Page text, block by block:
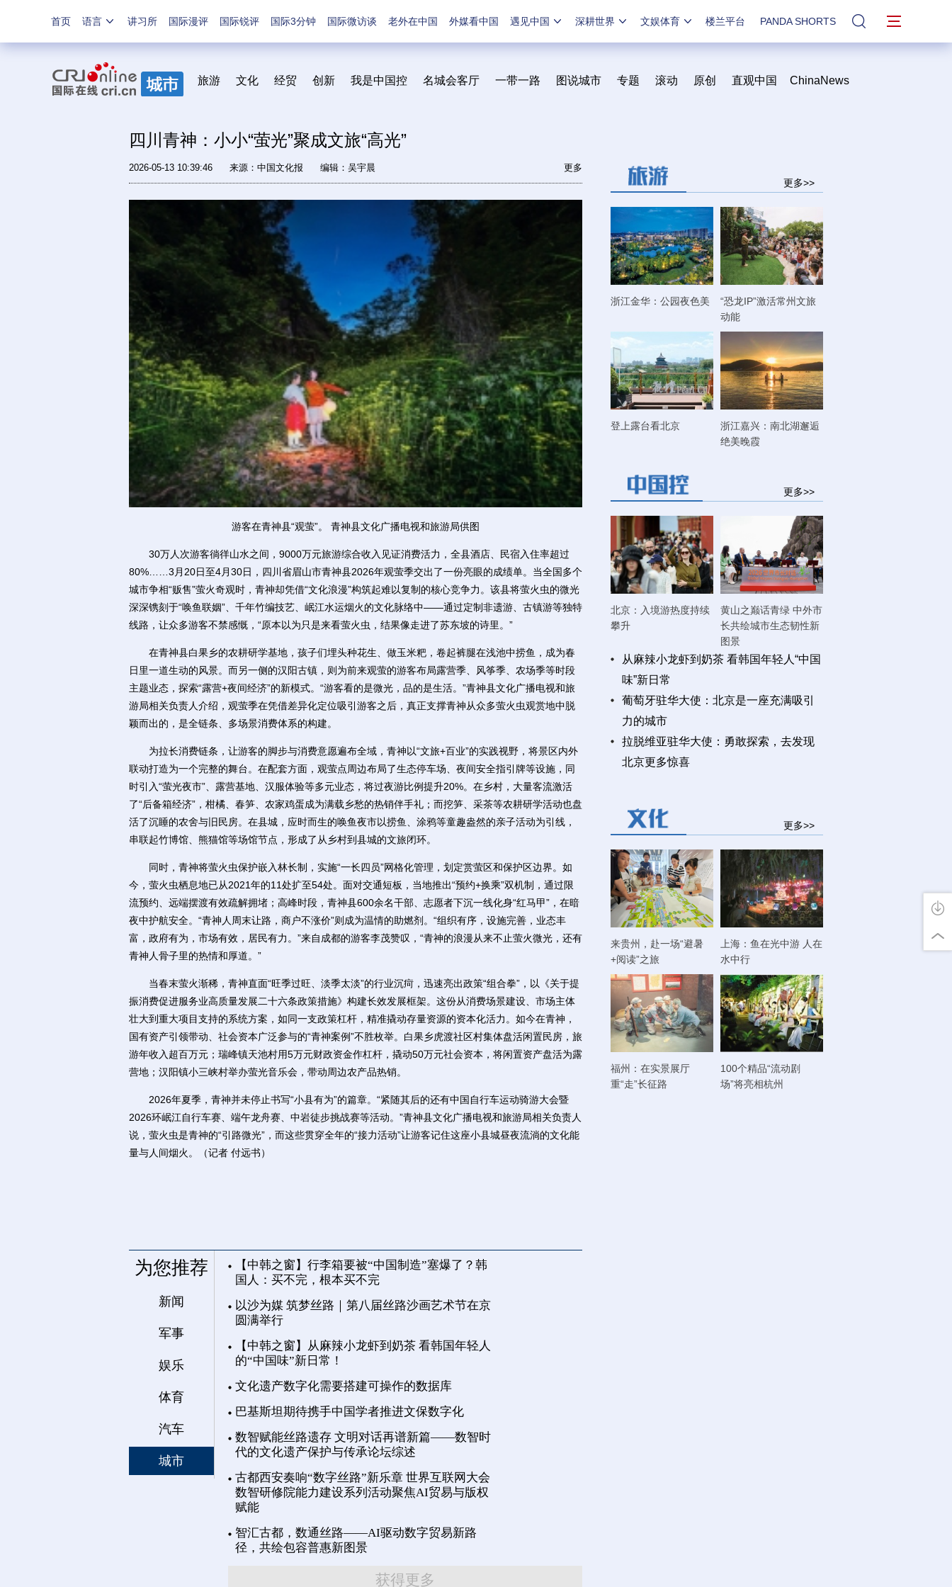
首页 语言 讲习所 国际漫评 国际锐评 国际3分钟 国际微访谈 老外在中国 外媒看中国 遇见中国 深耕世界 文娱体育 楼兰平台 PANDA SHORTS 站内搜索
旅游 文化 经贸 创新 我是中国控 名城会客厅 一带一路 图说城市 专题 滚动 原创 直观中国 ChinaNews
四川青神：小小“萤光”聚成文旅“高光”
2026-05-13 10:39:46 来源： 中国文化报 编辑：吴宇晨 更多
游客在青神县“观萤”。 青神县文化广播电视和旅游局供图
30万人次游客徜徉山水之间，9000万元旅游综合收入见证消费活力，全县酒店、民宿入住率超过
80%……3月20日至4月30日，四川省眉山市青神县2026年观萤季交出了一份亮眼的成绩单。当全国多个
城市争相“贩售”萤火奇观时，青神却凭借“文化浪漫”构筑起难以复制的核心竞争力。该县将萤火虫的微光
深深镌刻于“唤鱼联姻”、千年竹编技艺、岷江水运烟火的文化脉络中——通过定制非遗游、古镇游等独特
线路，让众多游客不禁感慨，“原本以为只是来看萤火虫，结果像走进了苏东坡的诗里。”
在青神县白果乡的农耕研学基地，孩子们埋头种花生、做玉米粑，卷起裤腿在浅池中捞鱼，成为春
日里一道生动的风景。而另一侧的汉阳古镇，则为前来观萤的游客布局露营季、风筝季、农场季等时段
主题业态，探索“露营+夜间经济”的新模式。“游客看的是微光，品的是生活。”青神县文化广播电视和旅
游局相关负责人介绍，观萤季在凭借差异化定位吸引游客之后，真正支撑青神从众多萤火虫观赏地中脱
颖而出的，是全链条、多场景消费体系的构建。
为拉长消费链条，让游客的脚步与消费意愿遍布全域，青神以“文旅+百业”的实践视野，将景区内外
联动打造为一个完整的舞台。在配套方面，观萤点周边布局了生态停车场、夜间安全指引牌等设施，同
时引入“萤光夜市”、露营基地、汉服体验等多元业态，将过夜游比例提升20%。在乡村，大量客流激活
了“后备箱经济”，柑橘、春笋、农家鸡蛋成为满载乡愁的热销伴手礼；而挖笋、采茶等农耕研学活动也盘
活了沉睡的农舍与旧民房。在县城，应时而生的唤鱼夜市以捞鱼、涂鸦等童趣盎然的亲子活动为引线，
串联起竹博馆、熊猫馆等场馆节点，形成了从乡村到县城的文旅闭环。
同时，青神将萤火虫保护嵌入林长制，实施“一长四员”网格化管理，划定赏萤区和保护区边界。如
今，萤火虫栖息地已从2021年的11处扩至54处。面对交通短板，当地推出“预约+换乘”双机制，通过限
流预约、远端摆渡有效疏解拥堵；高峰时段，青神县600余名干部、志愿者下沉一线化身“红马甲”，在暗
夜中护航安全。“青神人周末让路，商户不涨价”则成为温情的助燃剂。“组织有序，设施完善，业态丰
富，政府有为，市场有效，居民有力。”来自成都的游客李茂赞叹，“青神的浪漫从来不止萤火微光，还有
青神人骨子里的热情和厚道。”
当春末萤火渐稀，青神直面“旺季过旺、淡季太淡”的行业沉疴，迅速亮出政策“组合拳”，以《关于提
振消费促进服务业高质量发展二十六条政策措施》构建长效发展框架。这份从消费场景建设、市场主体
壮大到重大项目支持的系统方案，如同一支政策杠杆，精准撬动存量资源的资本化活力。如今在青神，
国有资产引领带动、社会资本广泛参与的“青神案例”不胜枚举。白果乡虎渡社区村集体盘活闲置民房，旅
游年收入超百万元；瑞峰镇天池村用5万元财政资金作杠杆，撬动50万元社会资本，将闲置资产盘活为露
营地；汉阳镇小三峡村举办萤光音乐会，带动周边农产品热销。
2026年夏季，青神并未停止书写“小县有为”的篇章。“紧随其后的还有中国自行车运动骑游大会暨
2026环岷江自行车赛、端午龙舟赛、中岩徒步挑战赛等活动。”青神县文化广播电视和旅游局相关负责人
说，萤火虫是青神的“引路微光”，而这些贯穿全年的“接力活动”让游客记住这座小县城昼夜流淌的文化能
量与人间烟火。（记者 付远书）
为您推荐
新闻
军事
娱乐
体育
汽车
城市
【中韩之窗】行李箱要被“中国制造”塞爆了？韩
国人：买不完，根本买不完
以沙为媒 筑梦丝路｜第八届丝路沙画艺术节在京
圆满举行
【中韩之窗】从麻辣小龙虾到奶茶 看韩国年轻人
的“中国味”新日常！
文化遗产数字化需要搭建可操作的数据库
巴基斯坦期待携手中国学者推进文保数字化
数智赋能丝路遗存 文明对话再谱新篇——数智时
代的文化遗产保护与传承论坛综述
古都西安奏响“数字丝路”新乐章 世界互联网大会
数智研修院能力建设系列活动聚焦AI贸易与版权
赋能
智汇古都，数通丝路——AI驱动数字贸易新路
径，共绘包容普惠新图景
获得更多
更多>>
浙江金华：公园夜色美
“恐龙IP”激活常州文旅
动能
登上露台看北京
浙江嘉兴：南北湖邂逅
绝美晚霞
更多>>
北京：入境游热度持续
攀升
黄山之巅话青绿 中外市
长共绘城市生态韧性新
图景
从麻辣小龙虾到奶茶 看韩国年轻人“中国
味”新日常
葡萄牙驻华大使：北京是一座充满吸引
力的城市
拉脱维亚驻华大使：勇敢探索，去发现
北京更多惊喜
更多>>
来贵州，赴一场“避暑
+阅读”之旅
上海：鱼在光中游 人在
水中行
福州：在实景展厅
重“走”长征路
100个精品“流动剧
场”将亮相杭州